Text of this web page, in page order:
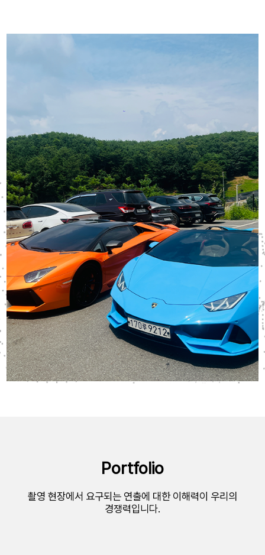
람보르기니 우라칸 스파이더 (블랙)
Portfolio
촬영 현장에서 요구되는 연출에 대한 이해력이 우리의
경쟁력입니다.